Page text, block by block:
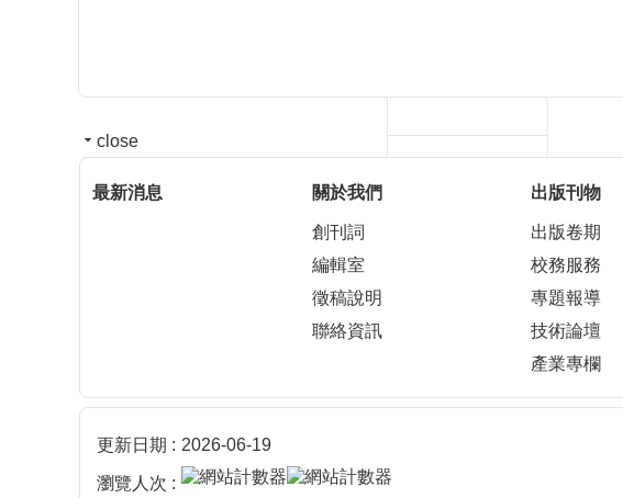
close
最新消息 關於我們
創刊詞
編輯室
徵稿說明
聯絡資訊
出版刊物
出版卷期
校務服務
專題報導
技術論壇
產業專欄
更新日期 2026-06-19
瀏覽人次